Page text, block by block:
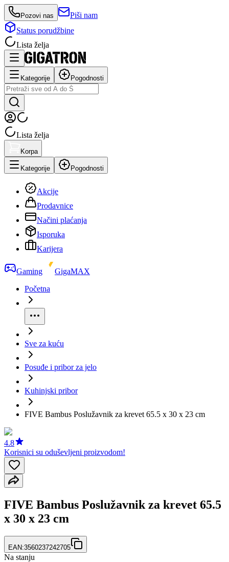
Pozovi nas
Piši nam
Status porudžbine
Lista želja
Kategorije Pogodnosti
Lista želja
Korpa
Kategorije Pogodnosti
Akcije
Prodavnice
Načini plaćanja
Isporuka
Karijera
Gaming
GigaMAX
Početna
Sve za kuću
Posuđe i pribor za jelo
Kuhinjski pribor
FIVE Bambus Poslužavnik za krevet 65.5 x 30 x 23 cm
4.8
Korisnici su oduševljeni proizvodom!
FIVE Bambus Poslužavnik za krevet 65.5
x 30 x 23 cm
EAN:3560237242705
Na stanju